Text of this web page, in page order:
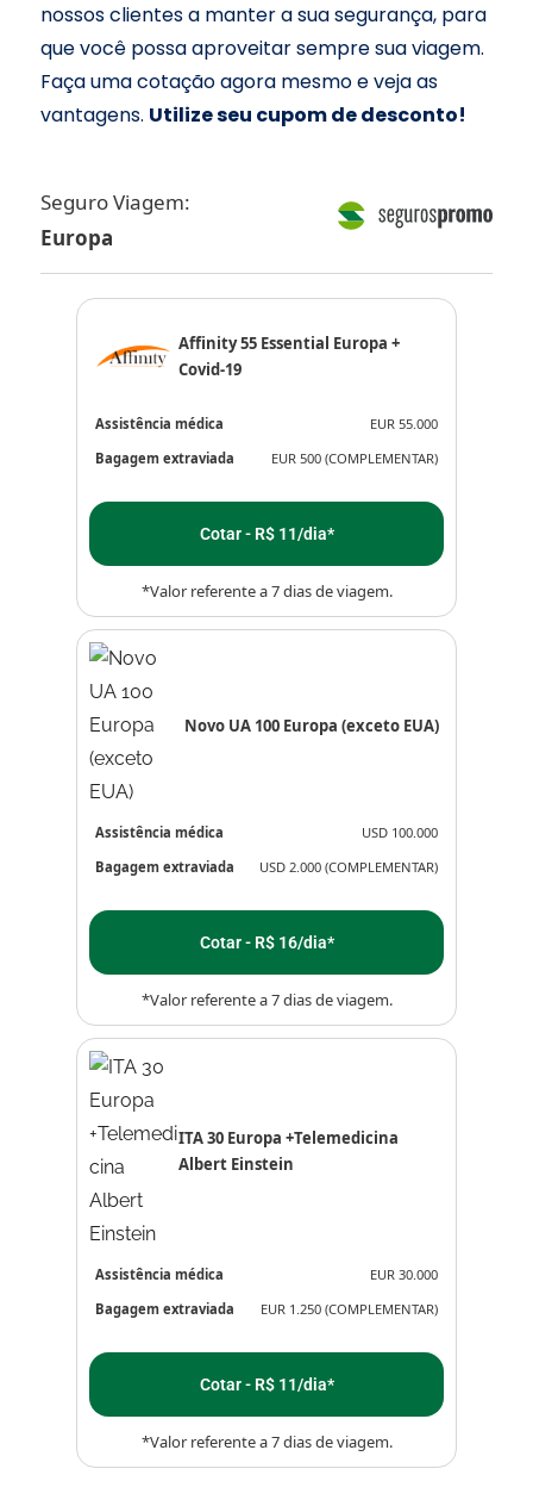
nossos clientes a manter a sua segurança, para
que você possa aproveitar sempre sua viagem.
Faça uma cotação agora mesmo e veja as
vantagens. Utilize seu cupom de desconto!
Seguro Viagem:
Europa
Affinity 55 Essential Europa +
Covid-19
Assistência médica
EUR 55.000
Bagagem extraviada
EUR 500 (COMPLEMENTAR)
Cotar - R$ 11/dia*
*Valor referente a 7 dias de viagem.
Novo UA 100 Europa (exceto EUA)
Assistência médica
USD 100.000
Bagagem extraviada
USD 2.000 (COMPLEMENTAR)
Cotar - R$ 16/dia*
*Valor referente a 7 dias de viagem.
ITA 30 Europa +Telemedicina
Albert Einstein
Assistência médica
EUR 30.000
Bagagem extraviada
EUR 1.250 (COMPLEMENTAR)
Cotar - R$ 11/dia*
*Valor referente a 7 dias de viagem.